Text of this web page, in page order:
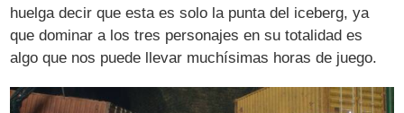
huelga decir que esta es solo la punta del iceberg, ya
que dominar a los tres personajes en su totalidad es
algo que nos puede llevar muchísimas horas de juego.